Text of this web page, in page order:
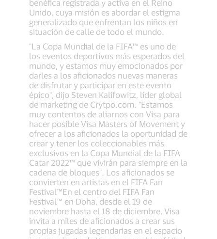
benéfica registrada y activa en el Reino
Unido, cuya misión es abordar el estigma
generalizado que enfrentan los niños en
situación de calle de todo el mundo.
"La Copa Mundial de la FIFA™ es uno de
los eventos deportivos más esperados del
mundo, y estamos muy emocionados por
darles a los aficionados nuevas maneras
de disfrutar y participar en este evento
épico", dijo Steven Kalifowitz, líder global
de marketing de Crytpo.com. "Estamos
muy contentos de aliarnos con Visa para
hacer posible Visa Masters of Movement y
ofrecer a los aficionados la oportunidad de
crear y tener los coleccionables más
exclusivos en la Copa Mundial de la FIFA
Catar 2022™ que vivirán para siempre en la
cadena de bloques". Los aficionados se
convierten en artistas en el FIFA Fan
Festival™En el centro del FIFA Fan
Festival™ en Doha, desde el 19 de
noviembre hasta el 18 de diciembre, Visa
invita a miles de aficionados a crear sus
propias jugadas legendarias en el espacio